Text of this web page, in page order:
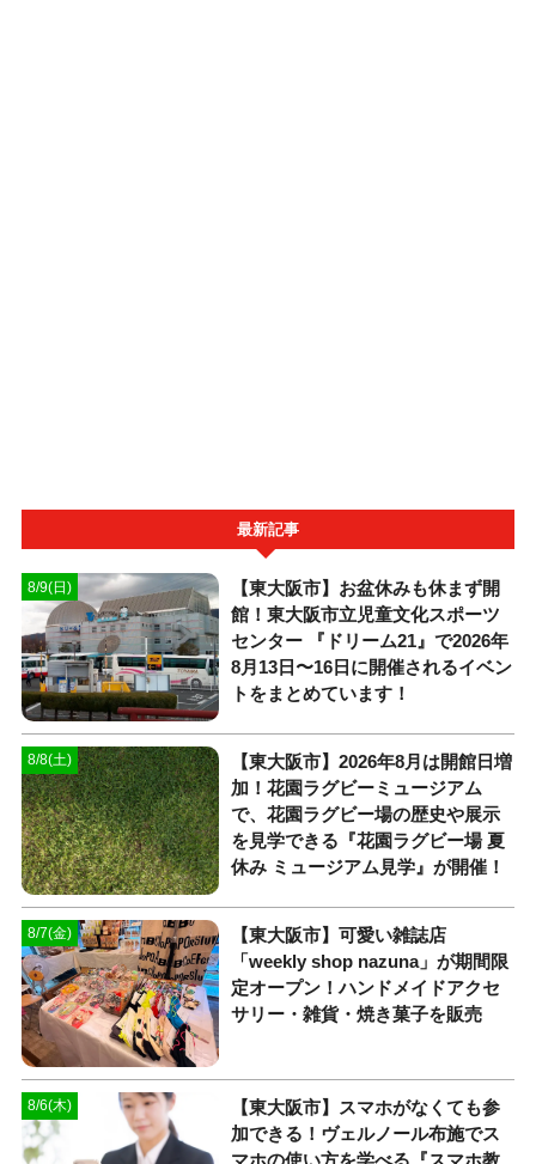
最新記事
8/9(日)
【東大阪市】お盆休みも休まず開
館！東大阪市立児童文化スポーツ
センター 『ドリーム21』で2026年
8月13日〜16日に開催されるイベン
トをまとめています！
8/8(土)
【東大阪市】2026年8月は開館日増
加！花園ラグビーミュージアム
で、花園ラグビー場の歴史や展示
を見学できる『花園ラグビー場 夏
休み ミュージアム見学』が開催！
8/7(金)
【東大阪市】可愛い雑誌店
「weekly shop nazuna」が期間限
定オープン！ハンドメイドアクセ
サリー・雑貨・焼き菓子を販売
8/6(木)
【東大阪市】スマホがなくても参
加できる！ヴェルノール布施でス
マホの使い方を学べる『スマホ教